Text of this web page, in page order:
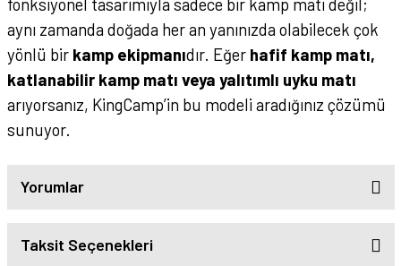
aynı zamanda doğada her an yanınızda olabilecek çok
yönlü bir kamp ekipmanıdır. Eğer hafif kamp matı,
katlanabilir kamp matı veya yalıtımlı uyku matı
arıyorsanız, KingCamp’in bu modeli aradığınız çözümü
sunuyor.
Yorumlar
Taksit Seçenekleri